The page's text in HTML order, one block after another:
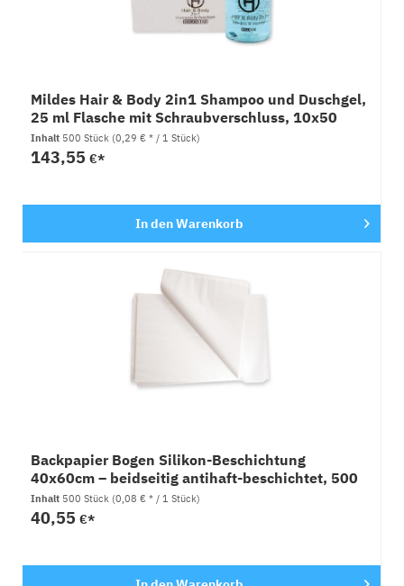
Mildes Hair & Body 2in1 Shampoo und Duschgel,
25 ml Flasche mit Schraubverschluss, 10x50
Stück
Inhalt 500 Stück (0,29 € * / 1 Stück)
143,55€*
In denWarenkorb
Backpapier Bogen Silikon-Beschichtung
40x60cm – beidseitig antihaft-beschichtet, 500
Stück
Inhalt 500 Stück (0,08 € * / 1 Stück)
40,55€*